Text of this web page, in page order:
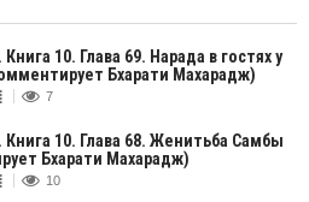
10. Глава 69. Нарада в гостях у
Бхарати Махарадж)
7
10. Глава 68. Женитьба Самбы
Бхарати Махарадж)
10